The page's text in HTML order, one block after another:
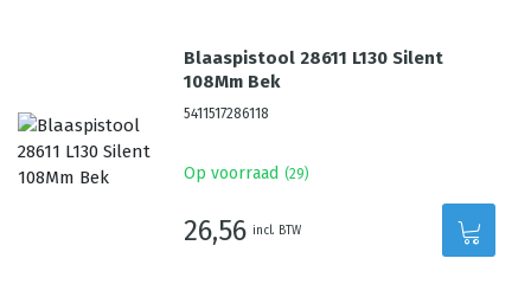
Blaaspistool 28611 L130 Silent
108Mm Bek
5411517286118
Op voorraad (29)
26,56 incl. BTW